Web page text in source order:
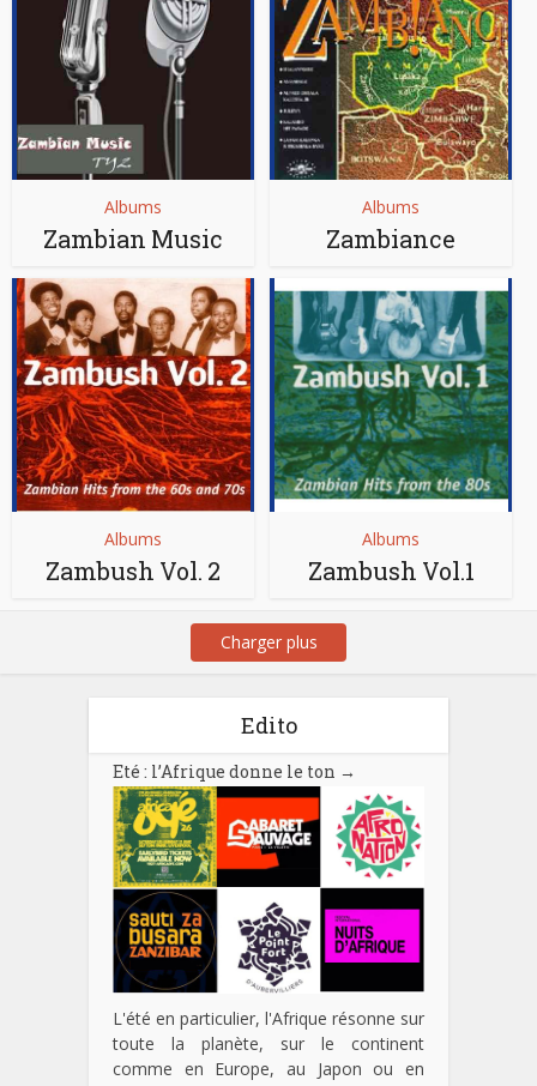
Albums
Zambian Music
Albums
Zambiance
Albums
Zambush Vol. 2
Albums
Zambush Vol.1
Charger plus
Edito
Eté : l’Afrique donne le ton →
L'été en particulier, l'Afrique résonne sur
toute la planète, sur le continent
comme en Europe, au Japon ou en